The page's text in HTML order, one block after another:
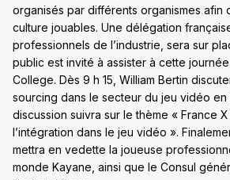
organisés par différents organismes afin
culture jouables. Une délégation
professionnels de l’industrie, sera sur
public est invité à assister à cette
College. Dès 9 h 15, William Bertin
sourcing dans le secteur du jeu vidéo en
discussion suivra sur le thème « France
l’intégration dans le jeu vidéo ».
mettra en vedette la joueuse
monde Kayane, ainsi que le Consul